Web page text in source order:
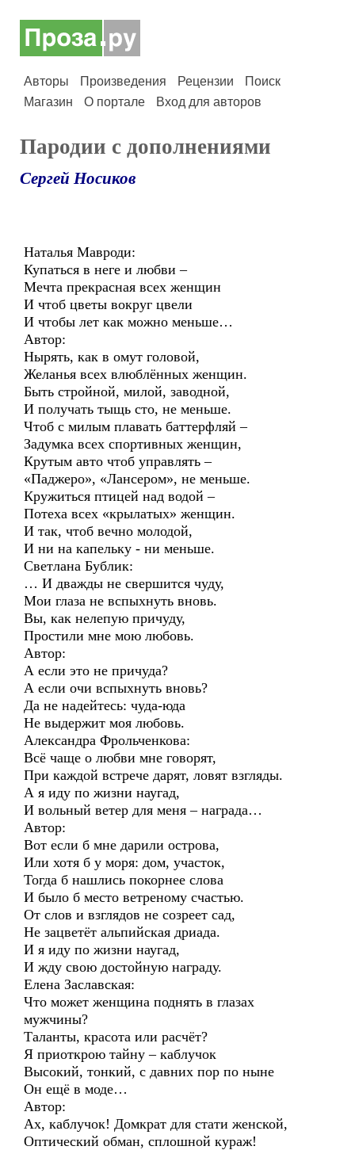
Авторы Произведения Рецензии
Поиск
Магазин
О портале Вход для авторов
Пародии с дополнениями
Сергей Носиков
Наталья Мавроди:
Купаться в неге и любви –
Мечта прекрасная всех женщин
И чтоб цветы вокруг цвели
И чтобы лет как можно меньше…
Автор:
Нырять, как в омут головой,
Желанья всех влюблённых женщин.
Быть стройной, милой, заводной,
И получать тыщь сто, не меньше.
Чтоб с милым плавать баттерфляй –
Задумка всех спортивных женщин,
Крутым авто чтоб управлять –
«Паджеро», «Лансером», не меньше.
Кружиться птицей над водой –
Потеха всех «крылатых» женщин.
И так, чтоб вечно молодой,
И ни на капельку - ни меньше.
Светлана Бублик:
… И дважды не свершится чуду,
Мои глаза не вспыхнуть вновь.
Вы, как нелепую причуду,
Простили мне мою любовь.
Автор:
А если это не причуда?
А если очи вспыхнуть вновь?
Да не надейтесь: чуда-юда
Не выдержит моя любовь.
Александра Фрольченкова:
Всё чаще о любви мне говорят,
При каждой встрече дарят, ловят взгляды.
А я иду по жизни наугад,
И вольный ветер для меня – награда…
Автор:
Вот если б мне дарили острова,
Или хотя б у моря: дом, участок,
Тогда б нашлись покорнее слова
И было б место ветреному счастью.
От слов и взглядов не созреет сад,
Не зацветёт альпийская дриада.
И я иду по жизни наугад,
И жду свою достойную награду.
Елена Заславская:
Что может женщина поднять в глазах
мужчины?
Таланты, красота или расчёт?
Я приоткрою тайну – каблучок
Высокий, тонкий, с давних пор по ныне
Он ещё в моде…
Автор:
Ах, каблучок! Домкрат для стати женской,
Оптический обман, сплошной кураж!